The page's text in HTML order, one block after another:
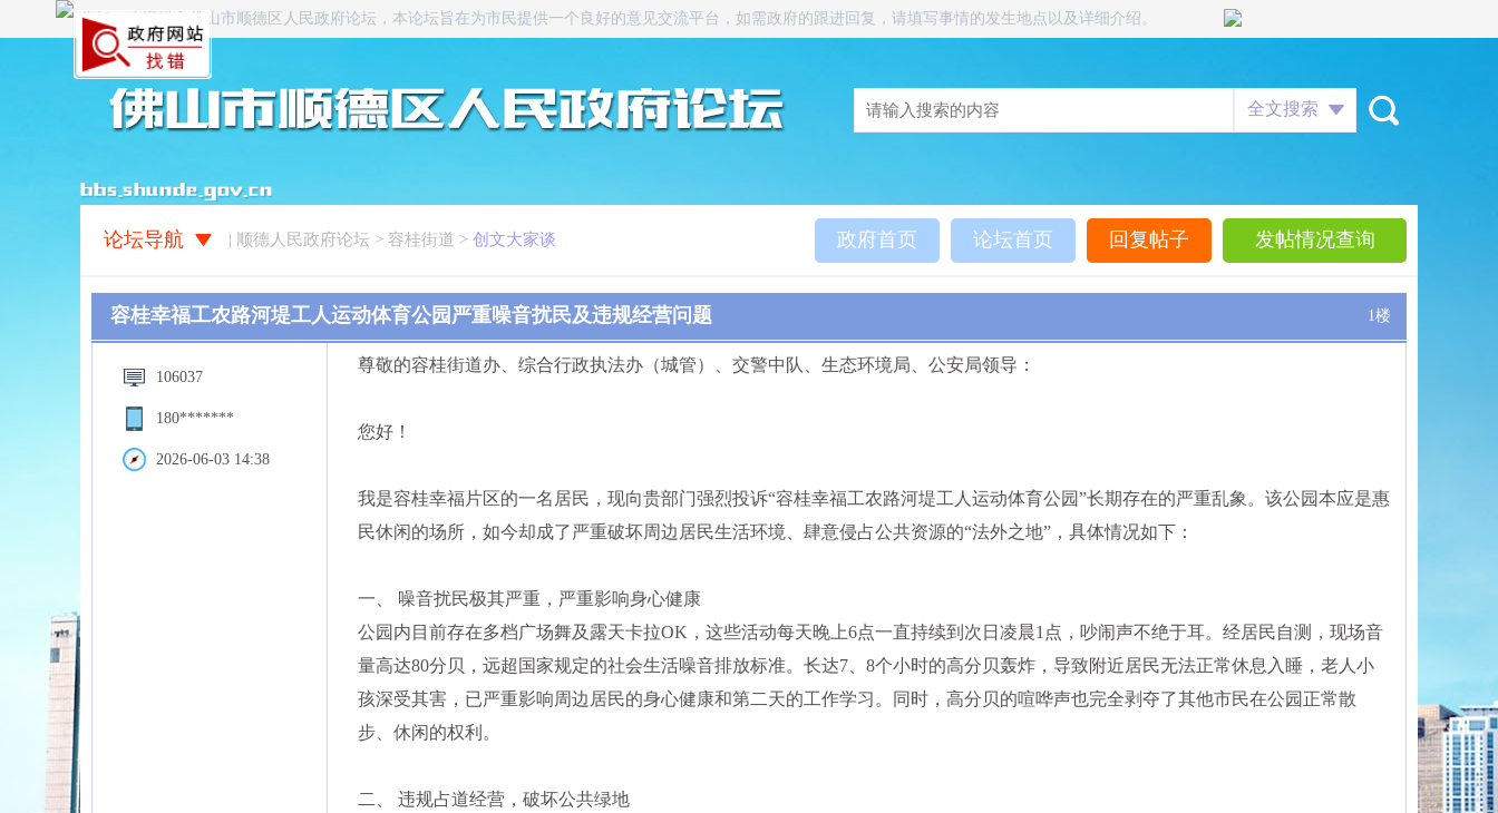
您好，欢迎进入佛山市顺德区人民政府论坛，本论坛旨在为市民提供一个良好的意见交流平台，如需政府的跟进回复，请填写事情的发生地点以及详细介绍。
全文搜索
论坛导航 | 顺德人民政府论坛 > 容桂街道 > 创文大家谈 政府首页 论坛首页 回复帖子 发帖情况查询
容桂幸福工农路河堤工人运动体育公园严重噪音扰民及违规经营问题 1楼
106037
180*******
2026-06-03 14:38
尊敬的容桂街道办、综合行政执法办（城管）、交警中队、生态环境局、公安局领导：
您好！
我是容桂幸福片区的一名居民，现向贵部门强烈投诉“容桂幸福工农路河堤工人运动体育公园”长期存在的严重乱象。该公园本应是惠
民休闲的场所，如今却成了严重破坏周边居民生活环境、肆意侵占公共资源的“法外之地”，具体情况如下：
一、 噪音扰民极其严重，严重影响身心健康
公园内目前存在多档广场舞及露天卡拉OK，这些活动每天晚上6点一直持续到次日凌晨1点，吵闹声不绝于耳。经居民自测，现场音
量高达80分贝，远超国家规定的社会生活噪音排放标准。长达7、8个小时的高分贝轰炸，导致附近居民无法正常休息入睡，老人小
孩深受其害，已严重影响周边居民的身心健康和第二天的工作学习。同时，高分贝的喧哗声也完全剥夺了其他市民在公园正常散
步、休闲的权利。
二、 违规占道经营，破坏公共绿地